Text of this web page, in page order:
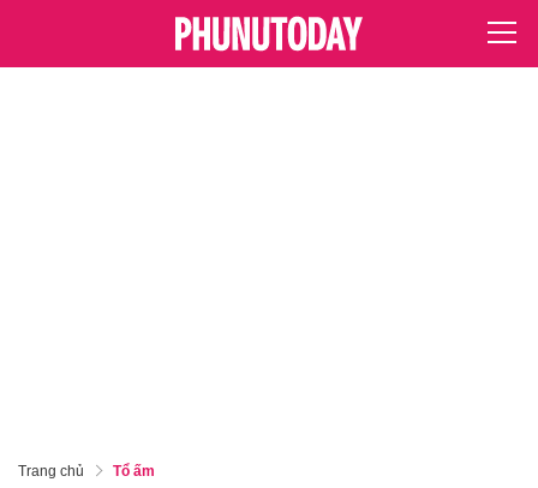
Trang chủ Tổ ấm